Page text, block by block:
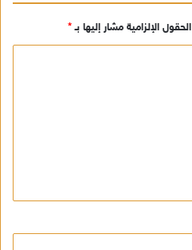
الحقول الإلزامية مشار إليها بـ*